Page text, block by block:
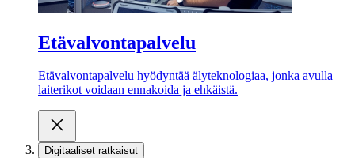
Etävalvontapalvelu
Etävalvontapalvelu hyödyntää älyteknologiaa, jonka avulla
laiterikot voidaan ennakoida ja ehkäistä.
Digitaaliset ratkaisut